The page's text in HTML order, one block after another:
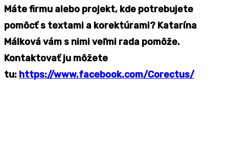
Máte firmu alebo projekt, kde potrebujete
pomôcť s textami a korektúrami? Katarína
Málková vám s nimi veľmi rada pomôže.
Kontaktovať ju môžete
tu: https://www.facebook.com/Corectus/